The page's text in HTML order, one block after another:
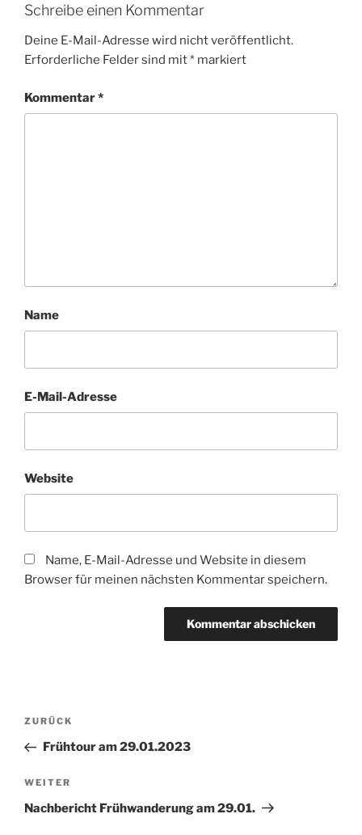
Schreibe einen Kommentar
Deine E-Mail-Adresse wird nicht veröffentlicht.
Erforderliche Felder sind mit* markiert
Kommentar*
Name
E-Mail-Adresse
Website
Name, E-Mail-Adresse und Website in diesem
Browser für meinen nächsten Kommentar speichern.
Beitragsnavigation
Vorheriger
Beitrag
ZURÜCK
Frühtour am 29.01.2023
Nächster
Beitrag
WEITER
Nachbericht Frühwanderung am 29.01.